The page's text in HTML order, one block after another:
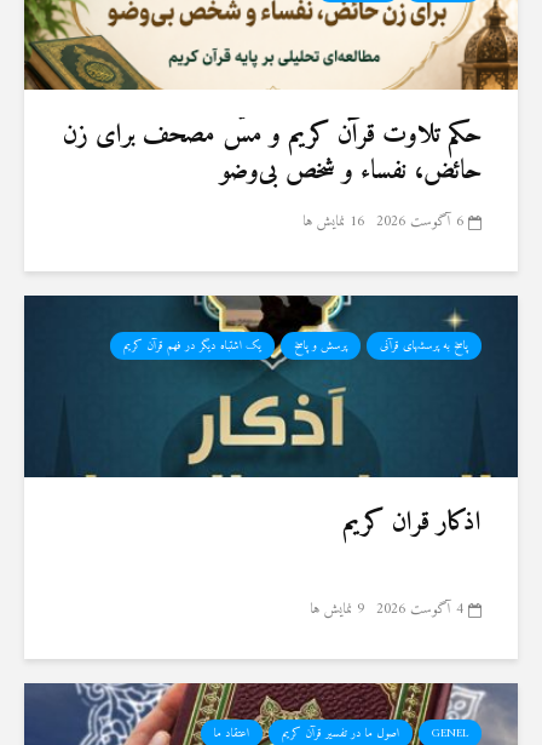
حكم تلاوت قرآن كريم و مسّ مصحف برای زن
حائض، نفساء و شخص بی‌وضو
6 آگوست 2026 16 نمایش ها
پاسخ به پرسشهای قرآنی پرسش و پاسخ یک اشتباه دیگر در فهم قرآن کریم
اذکار قران کریم
4 آگوست 2026 9 نمایش ها
GENEL اصول ما در تفسیر قرآن کریم
اعتقاد ما